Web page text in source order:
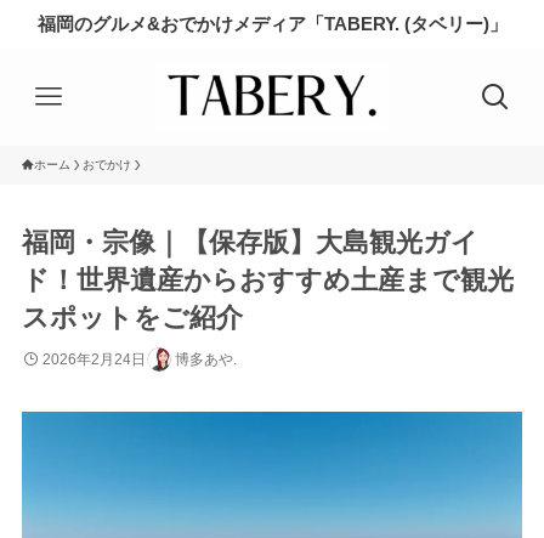
福岡のグルメ&おでかけメディア「TABERY. (タベリー)」
ホーム おでかけ
福岡・宗像｜【保存版】大島観光ガイ
ド！世界遺産からおすすめ土産まで観光
スポットをご紹介
2026年2月24日 博多あや.